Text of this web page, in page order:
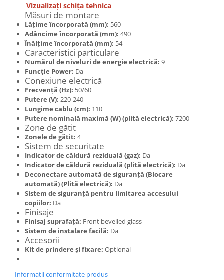
Vizualizați schița tehnica
Măsuri de montare
Lățime încorporată (mm): 560
Adâncime încorporată (mm): 490
Înălțime încorporată (mm): 54
Caracteristici particulare
Numărul de niveluri de energie electrică: 9
Funcţie Power: Da
Conexiune electrică
Frecvență (Hz): 50/60
Putere (V): 220-240
Lungime cablu (cm): 110
Putere nominală maximă (W) (plită electrică): 7200
Zone de gătit
Zonele de gătit: 4
Sistem de securitate
Indicator de căldură reziduală (gaz): Da
Indicator de căldură reziduală (plită electrică): Da
Deconectare automată de siguranță (Blocare
automată) (Plită electrică): Da
Sistem de siguranţă pentru limitarea accesului
copiilor: Da
Finisaje
Finisaj suprafață: Front bevelled glass
Sistem de instalare facilă: Da
Accesorii
Kit de prindere şi fixare: Optional
Informatii conformitate produs